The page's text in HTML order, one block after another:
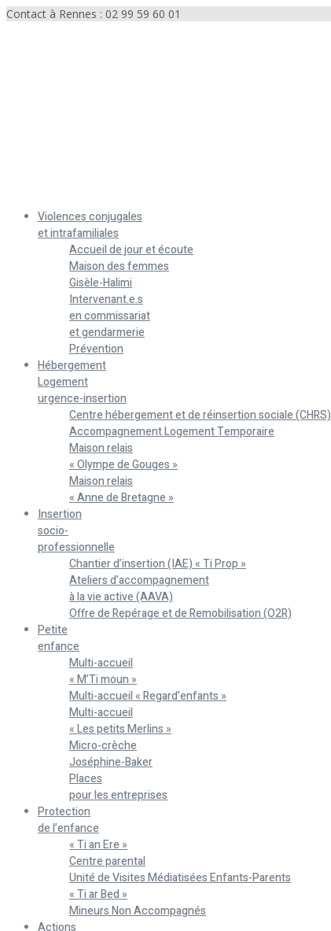
Contact à Rennes : 02 99 59 60 01
Violences conjugales
et intrafamiliales
Accueil de jour et écoute
Maison des femmes
Gisèle-Halimi
Intervenant.e.s
en commissariat
et gendarmerie
Prévention
Hébergement
Logement
urgence-insertion
Centre hébergement et de réinsertion sociale (CHRS)
Accompagnement Logement Temporaire
Maison relais
« Olympe de Gouges »
Maison relais
« Anne de Bretagne »
Insertion
socio-
professionnelle
Chantier d’insertion (IAE) « Ti Prop »
Ateliers d’accompagnement
à la vie active (AAVA)
Offre de Repérage et de Remobilisation (O2R)
Petite
enfance
Multi-accueil
« M’Ti moun »
Multi-accueil « Regard’enfants »
Multi-accueil
« Les petits Merlins »
Micro-crèche
Joséphine-Baker
Places
pour les entreprises
Protection
de l’enfance
« Ti an Ere »
Centre parental
Unité de Visites Médiatisées Enfants-Parents
« Ti ar Bed »
Mineurs Non Accompagnés
Actions